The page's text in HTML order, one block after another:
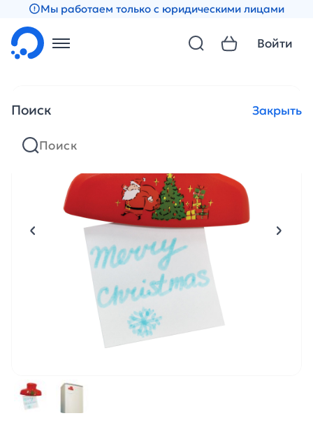
Мы работаем только с юридическими лицами
Поиск Закрыть
Войти